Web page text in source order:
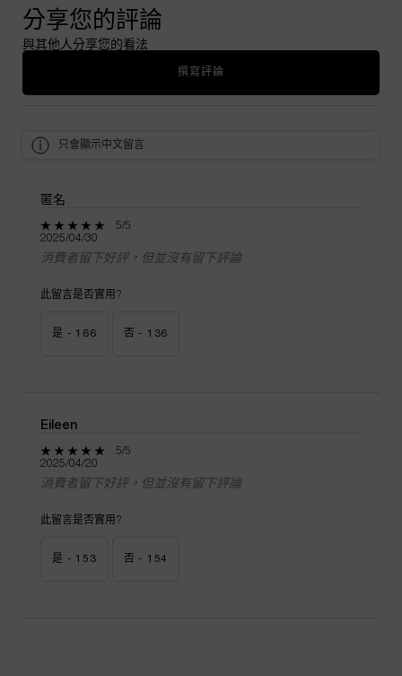
分享您的評論
與其他人分享您的看法
撰寫評論
只會顯示中文留言
匿名
5 out of 5 stars.
5/5
2025/04/30
消費者留下好評，但並沒有留下評論
此留言是否實用?
是 - 166 否 - 136
Eileen
5 out of 5 stars.
5/5
2025/04/20
消費者留下好評，但並沒有留下評論
此留言是否實用?
是 - 153 否 - 154